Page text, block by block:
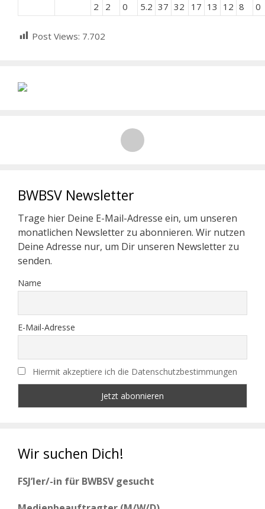
2 2 0 5.2 37 32 17 13 12 8 0
Post Views: 7.702
BWBSV Newsletter
Trage hier Deine E-Mail-Adresse ein, um unseren
monatlichen Newsletter zu abonnieren. Wir nutzen
Deine Adresse nur, um Dir unseren Newsletter zu
senden.
Name
E-Mail-Adresse
Hiermit akzeptiere ich die Datenschutzbestimmungen
Wir suchen Dich!
FSJ’ler/-in für BWBSV gesucht